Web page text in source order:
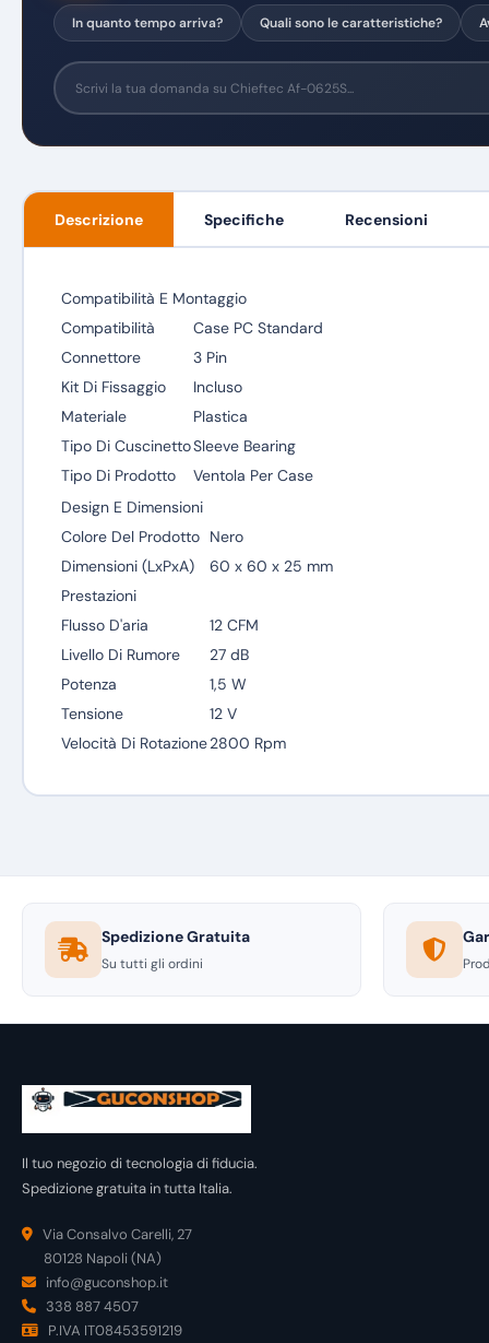
In quanto tempo arriva? Quali sono le caratteristiche?
Descrizione Specifiche Recensioni
Compatibilità E Montaggio
Compatibilità
Case PC Standard
Connettore
3 Pin
Kit Di Fissaggio
Incluso
Materiale
Plastica
Tipo Di CuscinettoSleeve Bearing
Tipo Di Prodotto
Ventola Per Case
Design E Dimensioni
Colore Del Prodotto Nero
Dimensioni (LxPxA)
60 x 60 x 25 mm
Prestazioni
Flusso D'aria
12 CFM
Livello Di Rumore
27 dB
Potenza
1,5 W
Tensione
12 V
Velocità Di Rotazione2800 Rpm
Spedizione Gratuita
Su tutti gli ordini
Il tuo negozio di tecnologia di fiducia.
Spedizione gratuita in tutta Italia.
Via Consalvo Carelli, 27
80128 Napoli (NA)
info@guconshop.it
338 887 4507
P.IVA IT08453591219